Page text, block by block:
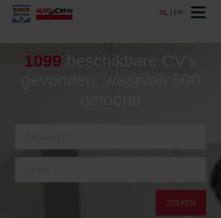
1099 beschikbare CV's